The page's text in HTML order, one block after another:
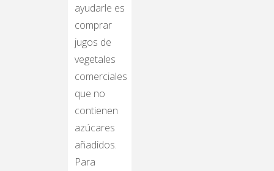
ayudarle es
comprar
jugos de
vegetales
comerciales
que no
contienen
azúcares
añadidos.
Para